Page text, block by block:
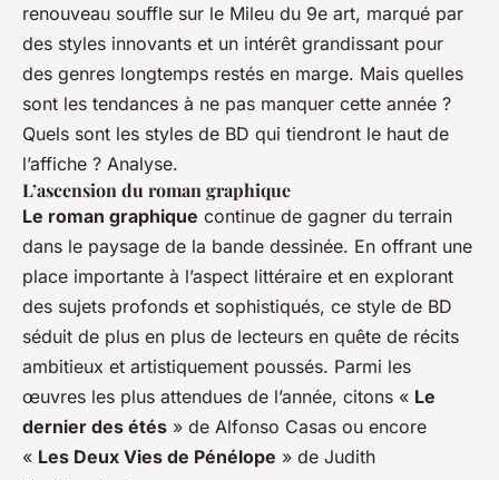
renouveau souffle sur le Mileu du 9e art, marqué par
des styles innovants et un intérêt grandissant pour
des genres longtemps restés en marge. Mais quelles
sont les tendances à ne pas manquer cette année ?
Quels sont les styles de BD qui tiendront le haut de
l’affiche ? Analyse.
L’ascension du roman graphique
Le roman graphique continue de gagner du terrain
dans le paysage de la bande dessinée. En offrant une
place importante à l’aspect littéraire et en explorant
des sujets profonds et sophistiqués, ce style de BD
séduit de plus en plus de lecteurs en quête de récits
ambitieux et artistiquement poussés. Parmi les
œuvres les plus attendues de l’année, citons « Le
dernier des étés » de Alfonso Casas ou encore
« Les Deux Vies de Pénélope » de Judith